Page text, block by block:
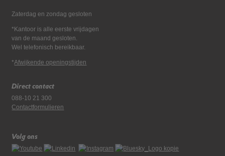
Zaterdag en zondag gesloten
*Kantoor is alle eerste vrijdagen
van de maand gesloten.
Wel telefonisch bereikbaar.
*Afwijkende openingstijden
Direct contact
088-10 21 300
Contactformulieren
Volg ons